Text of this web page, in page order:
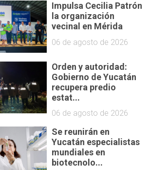
Impulsa Cecilia Patrón
la organización
vecinal en Mérida
06 de agosto de 2026
Orden y autoridad:
Gobierno de Yucatán
recupera predio
estat...
06 de agosto de 2026
Se reunirán en
Yucatán especialistas
mundiales en
biotecnolo...